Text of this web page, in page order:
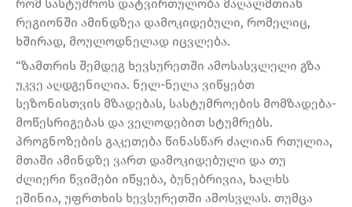
რომ სასტუმროს დატვირთულობა მაღალმთიან
რეგიონში ამინდზეა დამოკიდებული, რომელიც,
ხშირად, მოულოდნელად იცვლება.
“ზამთრის შემდეგ ხევსურეთში ამოსასვლელი გზა
უკვე აღდგენილია. ნელ-ნელა ვიწყებთ
სეზონისთვის მზადებას, სასტუმროების მომზადება-
მოწესრიგებას და ველოდებით სტუმრებს.
პროგნოზების გაკეთება წინასწარ ძალიან რთულია,
მთაში ამინდზე ვართ დამოკიდებული და თუ
ძლიერი წვიმები იწყება, ბუნებრივია, ხალხს
ეშინია, უფრთხის ხევსურეთში ამოსვლას. თუმცა